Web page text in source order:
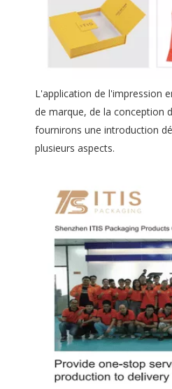
L'application de l'impression
de marque, de la conception
fournirons une introduction
plusieurs aspects.